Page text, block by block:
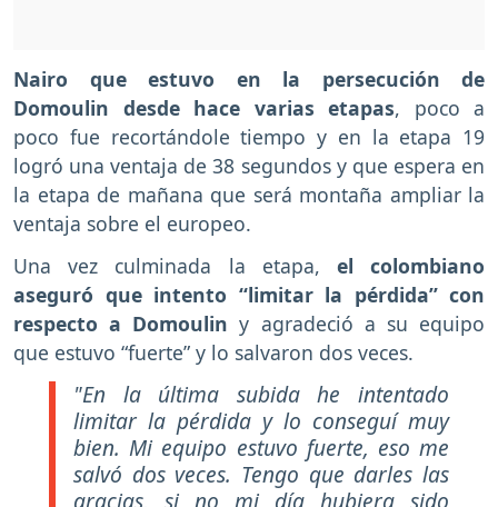
Nairo que estuvo en la persecución de
Domoulin desde hace varias etapas, poco a
poco fue recortándole tiempo y en la etapa 19
logró una ventaja de 38 segundos y que espera en
la etapa de mañana que será montaña ampliar la
ventaja sobre el europeo.
Una vez culminada la etapa, el colombiano
aseguró que intento “limitar la pérdida” con
respecto a Domoulin y agradeció a su equipo
que estuvo “fuerte” y lo salvaron dos veces.
"En la última subida he intentado
limitar la pérdida y lo conseguí muy
bien. Mi equipo estuvo fuerte, eso me
salvó dos veces. Tengo que darles las